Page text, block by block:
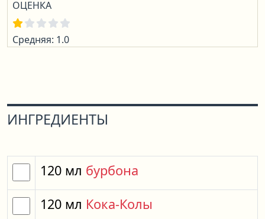
ОЦЕНКА
Средняя: 1.0
ИНГРЕДИЕНТЫ
120 мл бурбона
120 мл Кока-Колы